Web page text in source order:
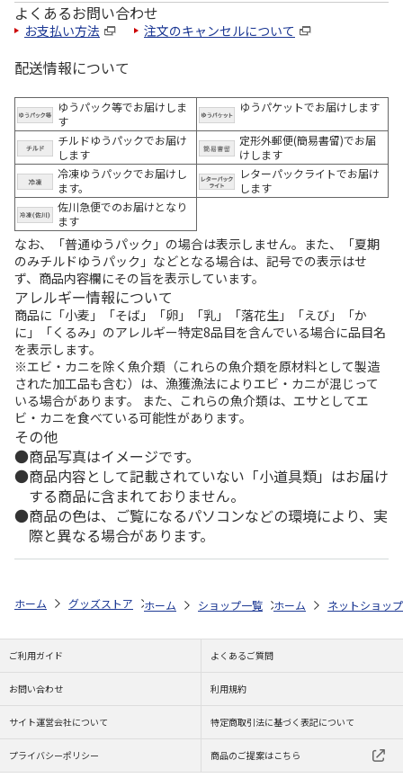
よくあるお問い合わせ
お支払い方法 注文のキャンセルについて
配送情報について
ゆうパック等でお届けしま
す
ゆうパケットでお届けします
チルドゆうパックでお届け
します
定形外郵便(簡易書留)でお届
けします
冷凍ゆうパックでお届けし
ます。
レターパックライトでお届け
します
佐川急便でのお届けとなり
ます
なお、「普通ゆうパック」の場合は表示しません。また、「夏期
のみチルドゆうパック」などとなる場合は、記号での表示はせ
ず、商品内容欄にその旨を表示しています。
アレルギー情報について
商品に「小麦」「そば」「卵」「乳」「落花生」「えび」「か
に」「くるみ」のアレルギー特定8品目を含んでいる場合に品目名
を表示します。
※エビ・カニを除く魚介類（これらの魚介類を原材料として製造
された加工品も含む）は、漁獲漁法によりエビ・カニが混じって
いる場合があります。 また、これらの魚介類は、エサとしてエ
ビ・カニを食べている可能性があります。
その他
商品写真はイメージです。
商品内容として記載されていない「小道具類」はお届け
する商品に含まれておりません。
商品の色は、ご覧になるパソコンなどの環境により、実
際と異なる場合があります。
ホーム グッズストア スポーツ・スポーツ選手 NPB（日本野球機構）
ホーム ショップ一覧 レッツ 26SNOOPY
ホーム ネットショップ
ご利用ガイド よくあるご質問
お問い合わせ 利用規約
サイト運営会社について 特定商取引法に基づく表記について
プライバシーポリシー 商品のご提案はこちら